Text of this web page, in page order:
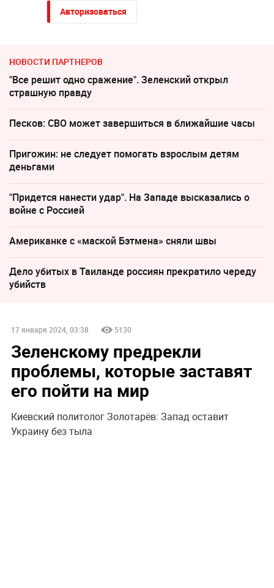
Авторизоваться
НОВОСТИ ПАРТНЕРОВ
"Все решит одно сражение". Зеленский открыл
страшную правду
Песков: СВО может завершиться в ближайшие часы
Пригожин: не следует помогать взрослым детям
деньгами
"Придется нанести удар". На Западе высказались о
войне с Россией
Американке с «маской Бэтмена» сняли швы
Дело убитых в Таиланде россиян прекратило череду
убийств
17 января 2024, 03:38 5130
Зеленскому предрекли
проблемы, которые заставят
его пойти на мир
Киевский политолог Золотарёв: Запад оставит
Украину без тыла